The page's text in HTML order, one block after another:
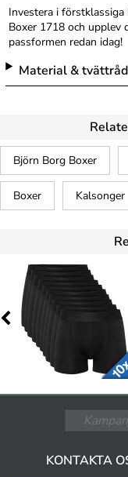
Investera i
Boxer 1718 och upplev
passformen redan idag!
Material & tvättråd
Björn Borg Boxer
Boxer Kalsonger
KONTAKTA